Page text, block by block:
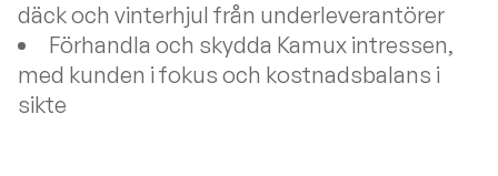
däck och vinterhjul från underleverantörer
Förhandla och skydda Kamux intressen,
med kunden i fokus och kostnadsbalans i
sikte